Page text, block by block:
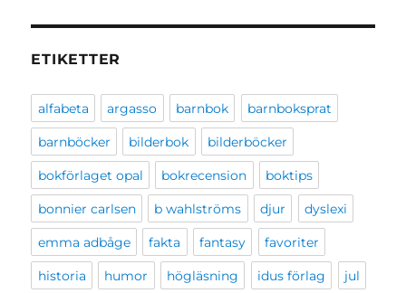
ETIKETTER
alfabeta argasso barnbok barnboksprat
barnböcker bilderbok bilderböcker
bokförlaget opal bokrecension boktips
bonnier carlsen b wahlströms djur dyslexi
emma adbåge fakta fantasy favoriter
historia humor högläsning idus förlag jul